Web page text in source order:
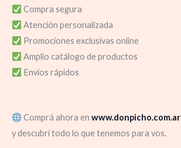
Compra segura
Atención personalizada
Promociones exclusivas online
Amplio catálogo de productos
Envíos rápidos
Comprá ahora en www.donpicho.com.ar
y descubrí todo lo que tenemos para vos.